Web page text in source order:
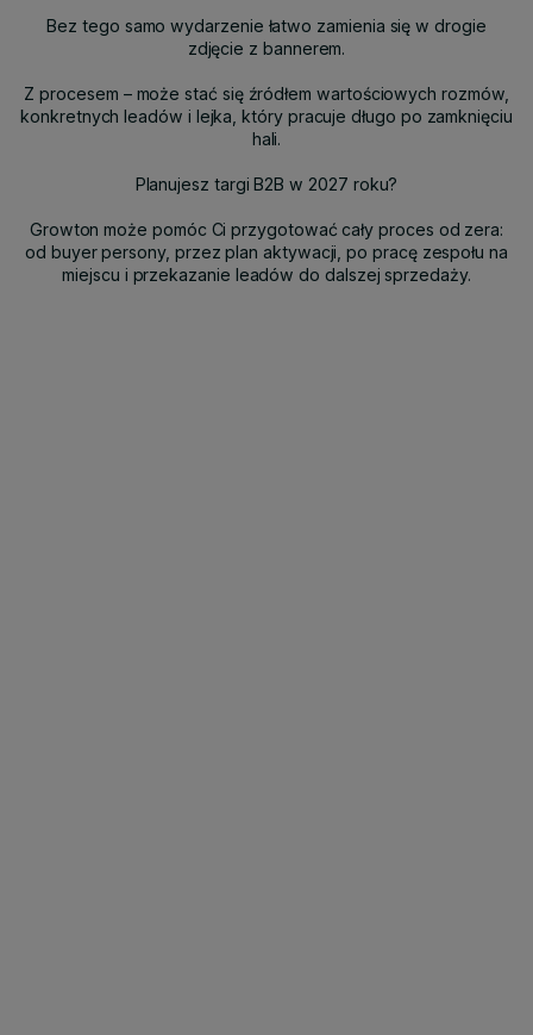
Bez tego samo wydarzenie łatwo zamienia się w drogie
zdjęcie z bannerem.
Z procesem – może stać się źródłem wartościowych rozmów,
konkretnych leadów i lejka, który pracuje długo po zamknięciu
hali.
Planujesz targi B2B w 2027 roku?
Growton może pomóc Ci przygotować cały proces od zera:
od buyer persony, przez plan aktywacji, po pracę zespołu na
miejscu i przekazanie leadów do dalszej sprzedaży.